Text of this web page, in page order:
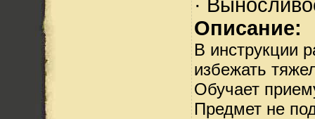
·
Описание:
В инструкции
избежать
Обучает
Предмет не